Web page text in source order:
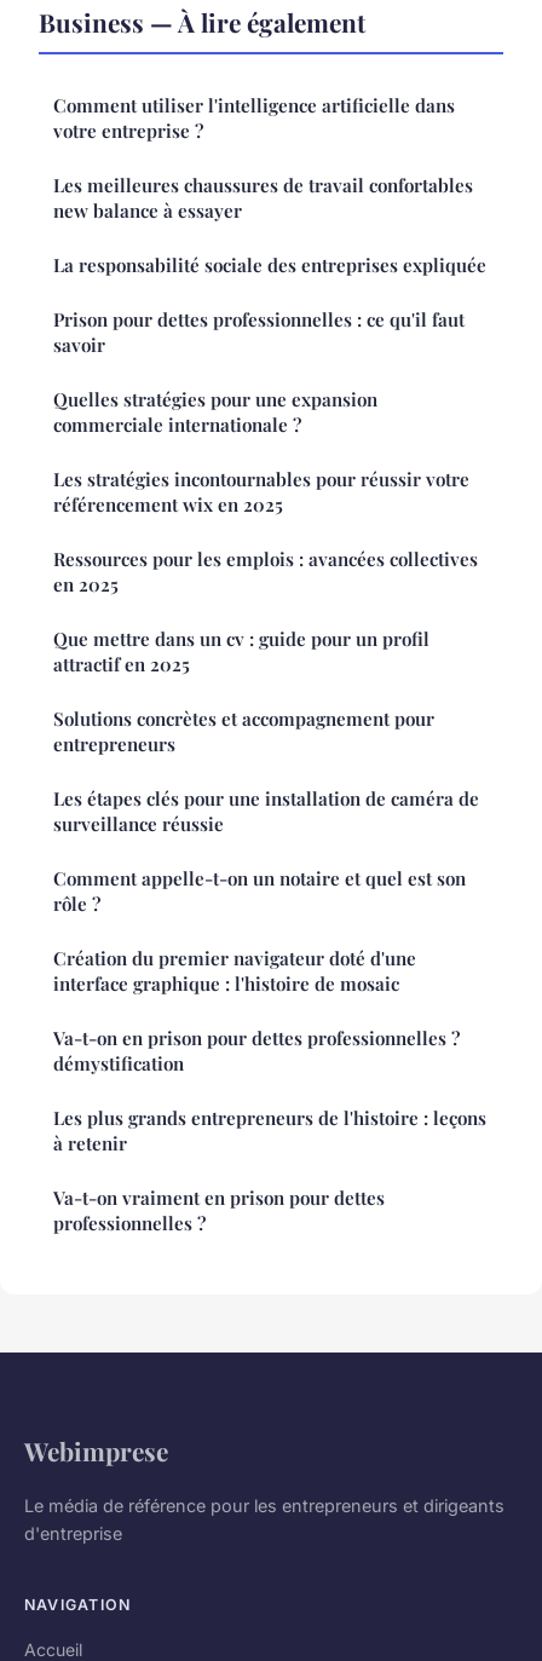
Business — À lire également
Comment utiliser l'intelligence artificielle dans
votre entreprise ?
Les meilleures chaussures de travail confortables
new balance à essayer
La responsabilité sociale des entreprises expliquée
Prison pour dettes professionnelles : ce qu'il faut
savoir
Quelles stratégies pour une expansion
commerciale internationale ?
Les stratégies incontournables pour réussir votre
référencement wix en 2025
Ressources pour les emplois : avancées collectives
en 2025
Que mettre dans un cv : guide pour un profil
attractif en 2025
Solutions concrètes et accompagnement pour
entrepreneurs
Les étapes clés pour une installation de caméra de
surveillance réussie
Comment appelle-t-on un notaire et quel est son
rôle ?
Création du premier navigateur doté d'une
interface graphique : l'histoire de mosaic
Va-t-on en prison pour dettes professionnelles ?
démystification
Les plus grands entrepreneurs de l'histoire : leçons
à retenir
Va-t-on vraiment en prison pour dettes
professionnelles ?
Webimprese
Le média de référence pour les entrepreneurs et dirigeants
d'entreprise
NAVIGATION
Accueil